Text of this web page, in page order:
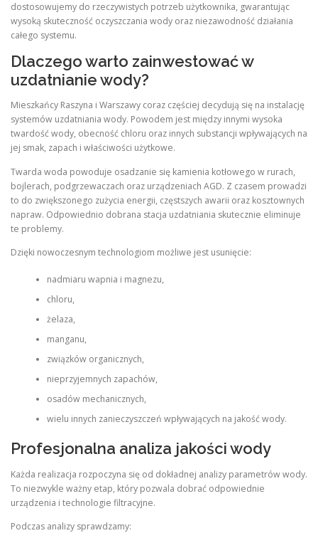
dostosowujemy do rzeczywistych potrzeb użytkownika, gwarantując
wysoką skuteczność oczyszczania wody oraz niezawodność działania
całego systemu.
Dlaczego warto zainwestować w
uzdatnianie wody?
Mieszkańcy Raszyna i Warszawy coraz częściej decydują się na instalację
systemów uzdatniania wody. Powodem jest między innymi wysoka
twardość wody, obecność chloru oraz innych substancji wpływających na
jej smak, zapach i właściwości użytkowe.
Twarda woda powoduje osadzanie się kamienia kotłowego w rurach,
bojlerach, podgrzewaczach oraz urządzeniach AGD. Z czasem prowadzi
to do zwiększonego zużycia energii, częstszych awarii oraz kosztownych
napraw. Odpowiednio dobrana stacja uzdatniania skutecznie eliminuje
te problemy.
Dzięki nowoczesnym technologiom możliwe jest usunięcie:
nadmiaru wapnia i magnezu,
chloru,
żelaza,
manganu,
związków organicznych,
nieprzyjemnych zapachów,
osadów mechanicznych,
wielu innych zanieczyszczeń wpływających na jakość wody.
Profesjonalna analiza jakości wody
Każda realizacja rozpoczyna się od dokładnej analizy parametrów wody.
To niezwykle ważny etap, który pozwala dobrać odpowiednie
urządzenia i technologie filtracyjne.
Podczas analizy sprawdzamy: